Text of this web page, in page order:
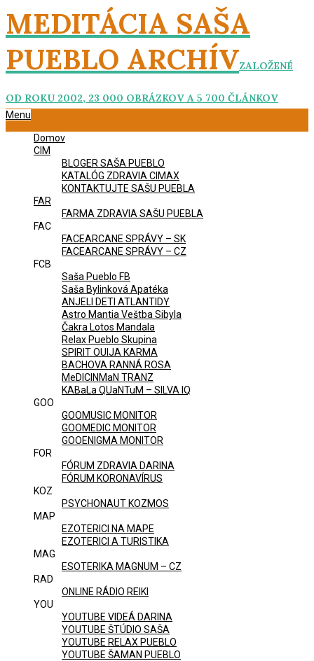
Skip
to
content
MEDITÁCIA SAŠA
PUEBLO ARCHÍVZALOŽENÉ
OD ROKU 2002, 23 000 OBRÁZKOV A 5 700 ČLÁNKOV
Primary
Menu
Domov
CIM
BLOGER SAŠA PUEBLO
KATALÓG ZDRAVIA CIMAX
KONTAKTUJTE SAŠU PUEBLA
FAR
FARMA ZDRAVIA SAŠU PUEBLA
FAC
FACEARCANE SPRÁVY – SK
FACEARCANE SPRÁVY – CZ
FCB
Saša Pueblo FB
Saša Bylinková Apatéka
ANJELI DETI ATLANTIDY
Astro Mantia Veštba Sibyla
Čakra Lotos Mandala
Relax Pueblo Skupina
SPIRIT OUIJA KARMA
BACHOVA RANNÁ ROSA
MeDICINMaN TRANZ
KABaLa QUaNTuM – SILVA IQ
GOO
GOOMUSIC MONITOR
GOOMEDIC MONITOR
GOOENIGMA MONITOR
FOR
FÓRUM ZDRAVIA DARINA
FÓRUM KORONAVÍRUS
KOZ
PSYCHONAUT KOZMOS
MAP
EZOTERICI NA MAPE
EZOTERICI A TURISTIKA
MAG
ESOTERIKA MAGNUM – CZ
RAD
ONLINE RÁDIO REIKI
YOU
YOUTUBE VIDEÁ DARINA
YOUTUBE ŠTÚDIO SAŠA
YOUTUBE RELAX PUEBLO
YOUTUBE ŠAMAN PUEBLO